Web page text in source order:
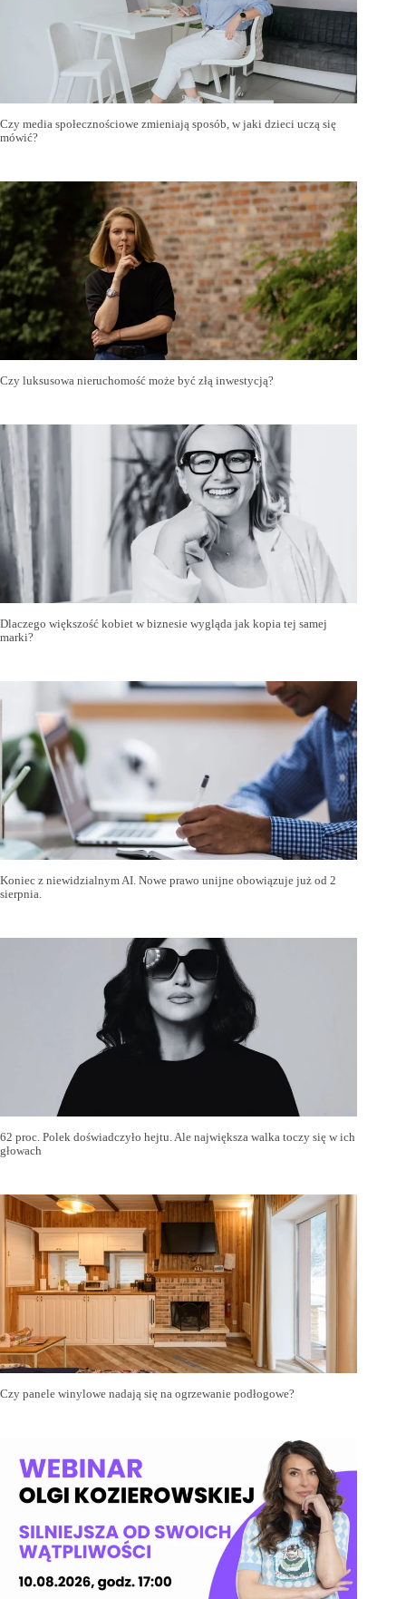
Czy media społecznościowe zmieniają sposób, w jaki dzieci uczą się
mówić?
Czy luksusowa nieruchomość może być złą inwestycją?
Dlaczego większość kobiet w biznesie wygląda jak kopia tej samej
marki?
Koniec z niewidzialnym AI. Nowe prawo unijne obowiązuje już od 2
sierpnia.
62 proc. Polek doświadczyło hejtu. Ale największa walka toczy się w ich
głowach
Czy panele winylowe nadają się na ogrzewanie podłogowe?